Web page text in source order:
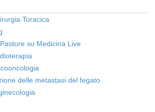
Toracica
su Medicina Live
delle metastasi del fegato